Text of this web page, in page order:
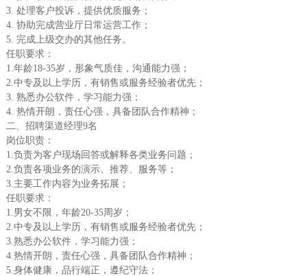
3. 处理客户投诉，提供优质服务；
4. 协助完成营业厅日常运营工作；
5. 完成上级交办的其他任务。
任职要求：
1.年龄18-35岁，形象气质佳，沟通能力强；
2.中专及以上学历，有销售或服务经验者优先；
3. 熟悉办公软件，学习能力强；
4. 热情开朗，责任心强，具备团队合作精神；
二、招聘渠道经理9名
岗位职责：
1.负责为客户现场回答或解释各类业务问题；
2.负责各项业务的演示、推荐、服务等；
3.主要工作内容为业务拓展；
任职要求：
1.男女不限，年龄20-35周岁；
2.中专及以上学历，有销售或服务经验者优先；
3.熟悉办公软件，学习能力强；
4.热情开朗，责任心强，具备团队合作精神；
5.身体健康，品行端正，遵纪守法；